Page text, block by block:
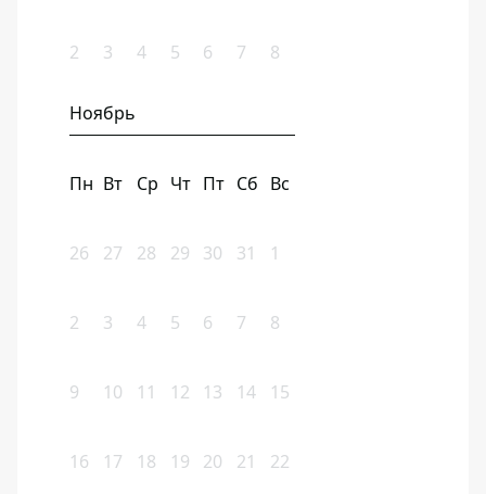
2 3 4 5 6 7 8
Ноябрь
Пн Вт Ср Чт Пт Сб Вс
26 27 28 29 30 31 1
2 3 4 5 6 7 8
9 10 11 12 13 14 15
16 17 18 19 20 21 22